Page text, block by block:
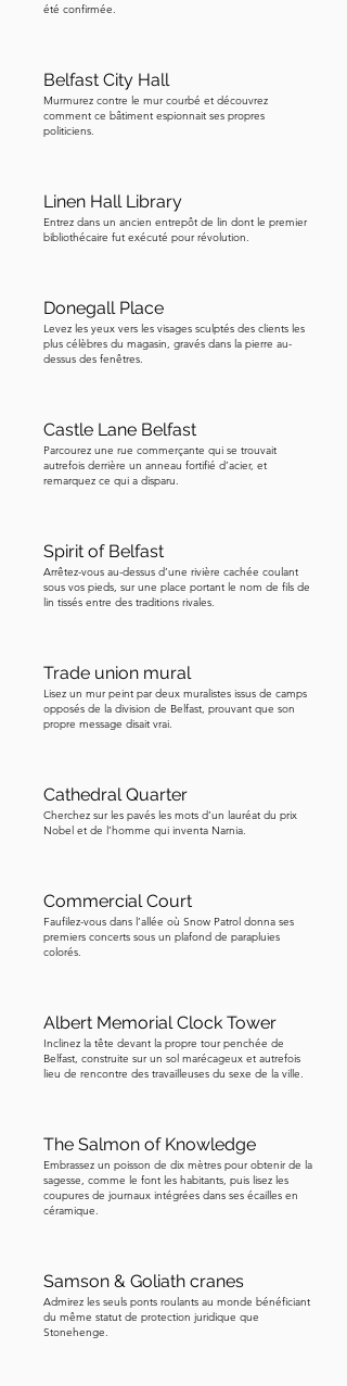
chance et obtenir un peu de cette
poursuivre, regardez de l'autre côté de
la rivière les deux immenses grues
jaunes qui dominent l'horizon, et
machines.
été confirmée.
Belfast City Hall
Murmurez contre le mur courbé et découvrez
comment ce bâtiment espionnait ses propres
politiciens.
Linen Hall Library
Entrez dans un ancien entrepôt de lin dont le premier
bibliothécaire fut exécuté pour révolution.
Donegall Place
Levez les yeux vers les visages sculptés des clients les
plus célèbres du magasin, gravés dans la pierre au-
dessus des fenêtres.
Castle Lane Belfast
Parcourez une rue commerçante qui se trouvait
autrefois derrière un anneau fortifié d’acier, et
remarquez ce qui a disparu.
Spirit of Belfast
Arrêtez-vous au-dessus d’une rivière cachée coulant
sous vos pieds, sur une place portant le nom de fils de
lin tissés entre des traditions rivales.
Trade union mural
Lisez un mur peint par deux muralistes issus de camps
opposés de la division de Belfast, prouvant que son
propre message disait vrai.
Cathedral Quarter
Cherchez sur les pavés les mots d’un lauréat du prix
Nobel et de l’homme qui inventa Narnia.
Commercial Court
Faufilez-vous dans l’allée où Snow Patrol donna ses
premiers concerts sous un plafond de parapluies
colorés.
Albert Memorial Clock Tower
Inclinez la tête devant la propre tour penchée de
Belfast, construite sur un sol marécageux et autrefois
lieu de rencontre des travailleuses du sexe de la ville.
The Salmon of Knowledge
Embrassez un poisson de dix mètres pour obtenir de la
sagesse, comme le font les habitants, puis lisez les
coupures de journaux intégrées dans ses écailles en
céramique.
Samson & Goliath cranes
Admirez les seuls ponts roulants au monde bénéficiant
du même statut de protection juridique que
Stonehenge.